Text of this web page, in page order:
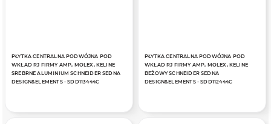
PŁYTKA CENTRALNA PODWÓJNA POD
WKŁAD RJ FIRMY AMP, MOLEX, KELINE
SREBRNE ALUMINIUM SCHNEIDER SEDNA
DESIGN&ELEMENTS - SDD113444C
PŁYTKA CENTRALNA PODWÓJNA POD
WKŁAD RJ FIRMY AMP, MOLEX, KELINE
BEŻOWY SCHNEIDER SEDNA
DESIGN&ELEMENTS - SDD112444C